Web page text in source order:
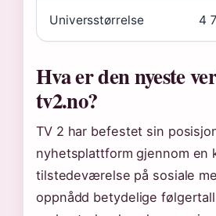
Universstørrelse 4
Hva er den nyeste
tv2.no?
TV 2 har befestet sin
nyhetsplattform gjennom en
tilstedeværelse på sosiale
oppnådd betydelige